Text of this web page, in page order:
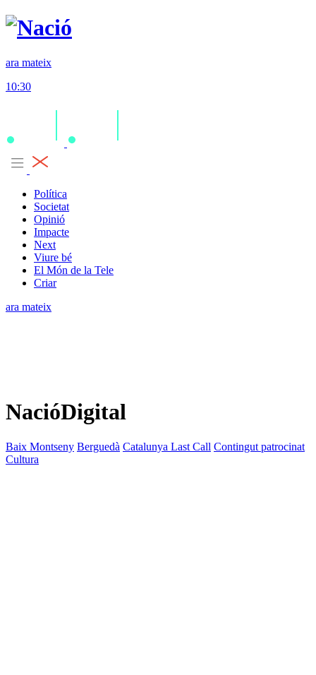
ara mateix
10:30
Política
Societat
Opinió
Impacte
Next
Viure bé
El Món de la Tele
Criar
ara mateix
NacióDigital
Baix Montseny Berguedà Catalunya Last Call Contingut patrocinat
Cultura